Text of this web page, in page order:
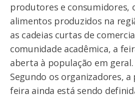
produtores e consumidores,
alimentos produzidos na
as cadeias curtas de
comunidade acadêmica, a
aberta à população em geral.
Segundo os organizadores,
feira ainda está sendo